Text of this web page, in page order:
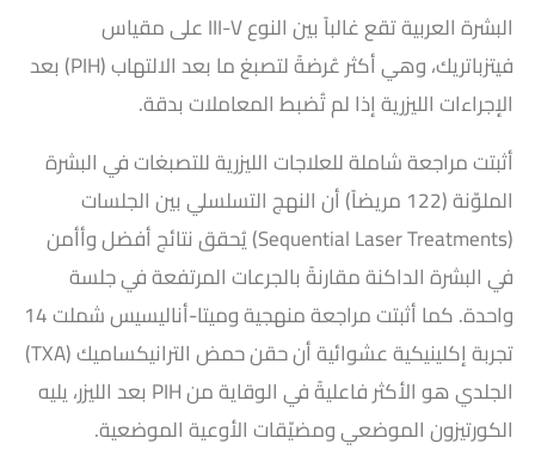
البشرة العربية تقع غالباً بين النوع III-V على مقياس
فيتزباتريك، وهي أكثر عُرضةً لتصبغ ما بعد الالتهاب (PIH) بعد
الإجراءات الليزرية إذا لم تُضبط المعاملات بدقة.
أثبتت مراجعة شاملة للعلاجات الليزرية للتصبغات في البشرة
الملوّنة (122 مريضاً) أن النهج التسلسلي بين الجلسات
(Sequential Laser Treatments) يُحقق نتائج أفضل وأأمن
في البشرة الداكنة مقارنةً بالجرعات المرتفعة في جلسة
واحدة. كما أثبتت مراجعة منهجية وميتا-أناليسيس شملت 14
تجربة إكلينيكية عشوائية أن حقن حمض الترانيكساميك (TXA)
الجلدي هو الأكثر فاعليةً في الوقاية من PIH بعد الليزر، يليه
الكورتيزون الموضعي ومضيّقات الأوعية الموضعية.